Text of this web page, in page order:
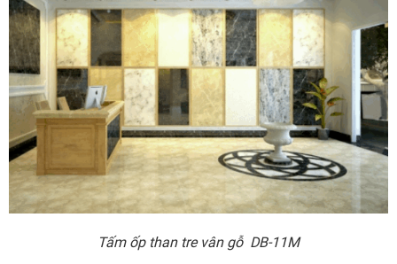
Tấm ốp than tre vân gỗ DB-11M